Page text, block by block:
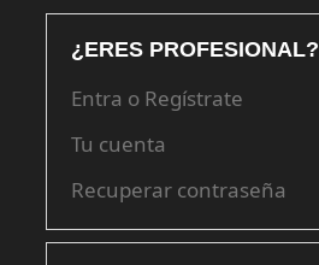
¿ERES PROFESIONAL?
Entra o Regístrate
Tu cuenta
Recuperar contraseña